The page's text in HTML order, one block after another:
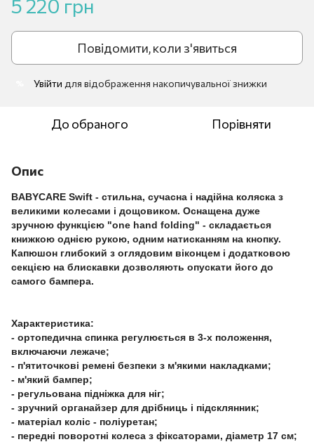
5 220 грн
Повідомити, коли з'явиться
Увійти для відображення накопичувальної знижки
До обраного Порівняти
Опис
BABYCARE Swift - стильна, сучасна і надійна коляска з
великими колесами і дощовиком. Оснащена дуже
зручною функцією "one hand folding" - складається
книжкою однією рукою, одним натисканням на кнопку.
Капюшон глибокий з оглядовим віконцем і додатковою
секцією на блискавки дозволяють опускати його до
самого бампера.
Характеристика:
- ортопедична спинка регулюється в 3-х положення,
включаючи лежаче;
- п'ятиточкові ремені безпеки з м'якими накладками;
- м'який бампер;
- регульована підніжка для ніг;
- зручний органайзер для дрібниць і підсклянник;
- матеріал коліс - поліуретан;
- передні поворотні колеса з фіксаторами, діаметр 17 см;